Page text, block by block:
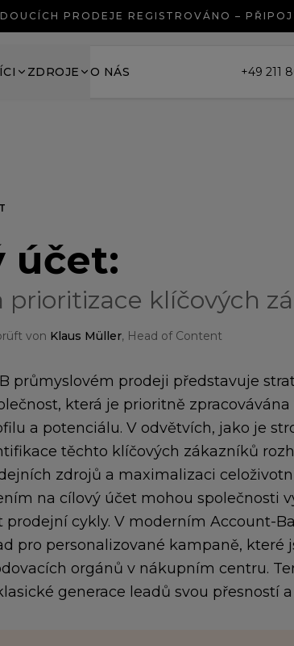
PRODEJE REGISTROVÁNO –
ZDROJE O NÁS +49 211
T
účet:
prioritizace klíčových
von Klaus Müller, Head of Content
průmyslovém prodeji představuje
která je prioritně
a potenciálu. V odvětvích, jako je
těchto klíčových zákazníků
zdrojů a maximalizaci
na cílový účet mohou společnosti
prodejní cykly. V moderním Account-
pro personalizované kampaně, které
orgánů v nákupním centru.
generace leadů svou přesností